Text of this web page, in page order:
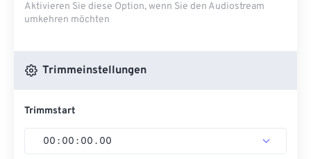
Aktivieren Sie diese Option, wenn Sie den Audiostream
umkehren möchten
Trimmeinstellungen
Trimmstart
00 : 00 : 00 . 00